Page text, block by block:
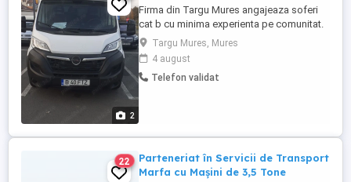
2
Firma din Targu Mures angajeaza soferi
cat b cu minima experienta pe comunitat.
Cerinte:permis cat b Act de identitate
Cazier Pasaport Analize medicale
Informatii la nr de tel WhatsApp sau 0039
trei doi sapte opt opt zero patru sapte unu
Targu Mures, Mures
4 august
Telefon validat
22
Parteneriat în Servicii de Transport
Marfa cu Mașini de 3,5 Tone